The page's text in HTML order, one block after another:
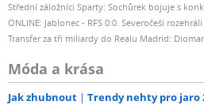
Střední záložníci Sparty: Sochůrek bojuje s
ONLINE: Jablonec - RFS 0:0. Severočeši
Transfer za tři miliardy do Realu Madrid:
Móda a krása
Jak zhubnout Trendy nehty pro jaro